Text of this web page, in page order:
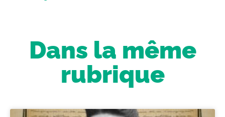
Dans la même
rubrique